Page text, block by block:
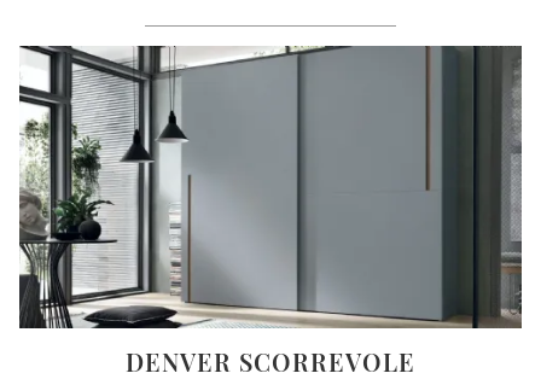
DENVER SCORREVOLE